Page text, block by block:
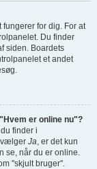
for dig. For at
Du finder
siden. Boardets
et andet
er online nu"?
du finder i
vælger Ja , er det kun
se, når du er online.
"skjult bruger".